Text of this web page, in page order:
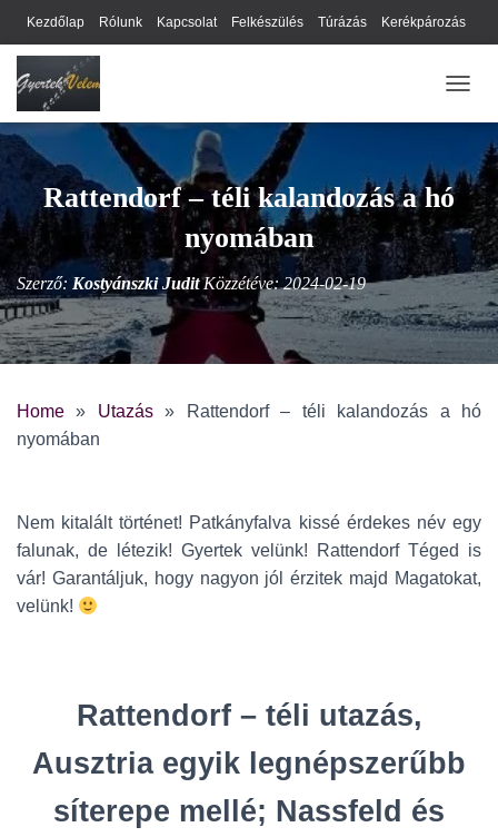
Kezdőlap Rólunk Kapcsolat Felkészülés Túrázás Kerékpározás
Webhely térkép
Rattendorf – téli kalandozás a hó
nyomában
Szerző: Kostyánszki JuditKözzétéve:2024-02-19
Home » Utazás » Rattendorf – téli kalandozás a hó
nyomában
Nem kitalált történet! Patkányfalva kissé érdekes név egy
falunak, de létezik! Gyertek velünk! Rattendorf Téged is
vár! Garantáljuk, hogy nagyon jól érzitek majd Magatokat,
velünk!
Rattendorf – téli utazás,
Ausztria egyik legnépszerűbb
síterepe mellé; Nassfeld és